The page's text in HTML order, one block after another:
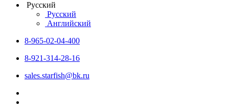
Русский
Русский
Английский
8-965-02-04-400
8-921-314-28-16
sales.starfish@bk.ru